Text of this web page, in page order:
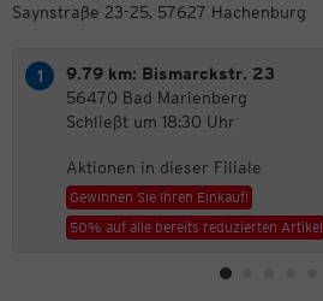
Saynstraße 23-25, 57627 Hachenburg
9.79 km: Bismarckstr. 23
56470 Bad Marienberg
Schließt um 18:30 Uhr
Aktionen in dieser Filiale
Gewinnen Sie Ihren Einkauf!
50% auf alle bereits reduzierten Artikel